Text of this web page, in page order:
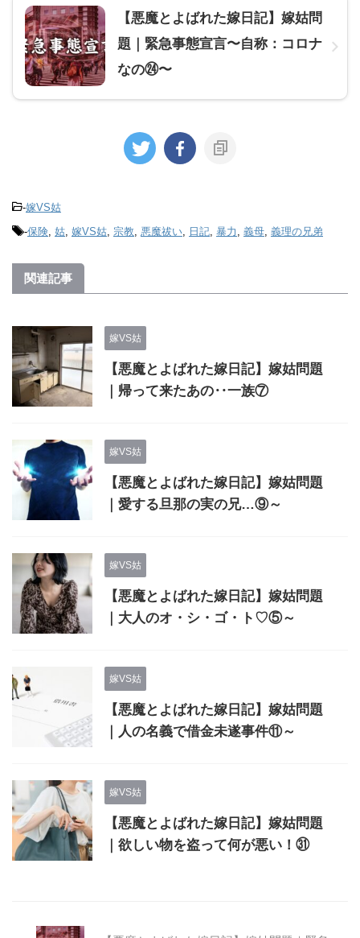
【悪魔とよばれた嫁日記】嫁姑問
題｜緊急事態宣言〜自称：コロナ
なの㉔〜
-嫁VS姑
-保険, 姑, 嫁VS姑, 宗教, 悪魔祓い, 日記, 暴力 , 義母, 義理の兄弟
関連記事
嫁VS姑
【悪魔とよばれた嫁日記】嫁姑問題
｜帰って来たあの‥一族⑦
嫁VS姑
【悪魔とよばれた嫁日記】嫁姑問題
｜愛する旦那の実の兄…⑨～
嫁VS姑
【悪魔とよばれた嫁日記】嫁姑問題
｜大人のオ・シ・ゴ・ト♡⑤～
嫁VS姑
【悪魔とよばれた嫁日記】嫁姑問題
｜人の名義で借金未遂事件⑪～
嫁VS姑
【悪魔とよばれた嫁日記】嫁姑問題
｜欲しい物を盗って何が悪い！㉛